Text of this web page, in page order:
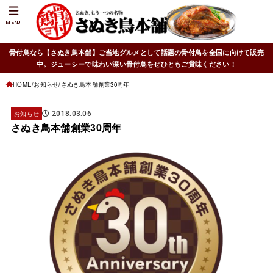
MENU
骨付鳥なら【さぬき鳥本舗】ご当地グルメとして話題の骨付鳥を全国に向けて販売
中。ジューシーで味わい深い骨付鳥をぜひともご賞味ください！
HOME お知らせ さぬき鳥本舗創業30周年
お知らせ 2018.03.06
さぬき鳥本舗創業30周年